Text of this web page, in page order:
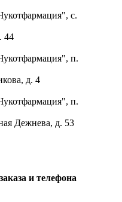
с.
44
п.
д. 4
п.
Дежнева, д. 53
и телефона